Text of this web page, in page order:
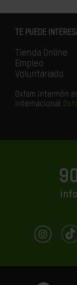
TE PUEDE
Tienda Online
Empleo
Voluntariado
Oxfam Intermón
internacional